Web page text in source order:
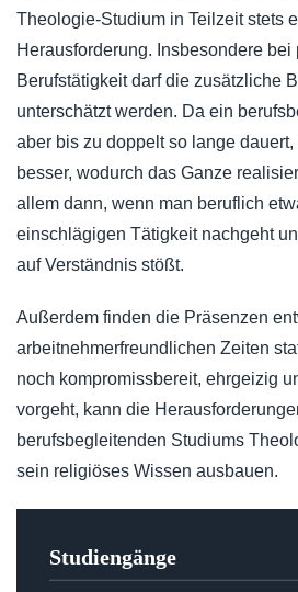
Theologie-Studium in Teilzeit stets
Herausforderung. Insbesondere bei
Berufstätigkeit darf die zusätzliche
unterschätzt werden. Da ein
aber bis zu doppelt so lange
besser, wodurch das Ganze
allem dann, wenn man beruflich
einschlägigen Tätigkeit nachgeht
auf Verständnis stößt.
Außerdem finden die Präsenzen
arbeitnehmerfreundlichen Zeiten
noch kompromissbereit, ehrgeizig
vorgeht, kann die
berufsbegleitenden Studiums
sein religiöses Wissen ausbauen.
Studiengänge